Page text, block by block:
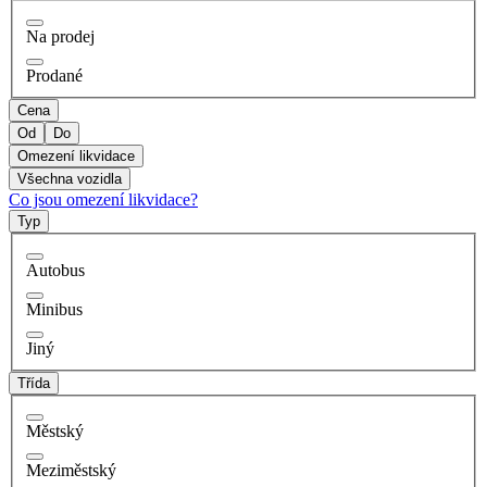
Na prodej
Prodané
Cena
Od
Do
Omezení likvidace
Všechna vozidla
Co jsou omezení likvidace?
Typ
Autobus
Minibus
Jiný
Třída
Městský
Meziměstský